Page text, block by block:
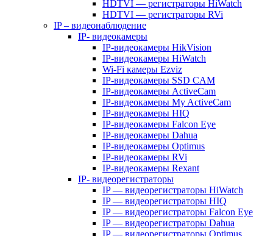
HDTVI — регистраторы HiWatch
HDTVI — регистраторы RVi
IP – видеонаблюдение
IP- видеокамеры
IP-видеокамеры HikVision
IP-видеокамеры HiWatch
Wi-Fi камеры Ezviz
IP-видеокамеры SSD CAM
IP-видеокамеры ActiveCam
IP-видеокамеры My ActiveCam
IP-видеокамеры HIQ
IP-видеокамеры Falcon Eye
IP-видеокамеры Dahua
IP-видеокамеры Optimus
IP-видеокамеры RVi
IP-видеокамеры Rexant
IP- видеорегистраторы
IP — видеорегистраторы HiWatch
IP — видеорегистраторы HIQ
IP — видеорегистраторы Falcon Eye
IP — видеорегистраторы Dahua
IP — видеорегистраторы Optimus